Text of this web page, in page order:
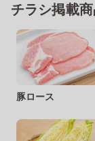
チラシ掲載
豚ロース